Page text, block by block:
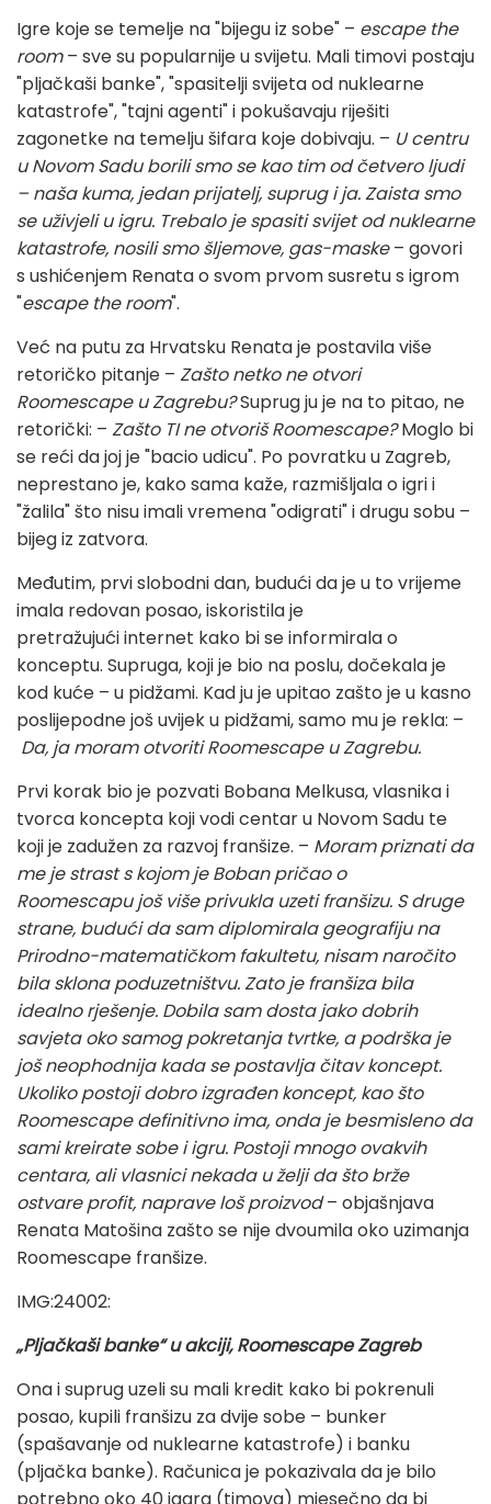
Igre koje se temelje na "bijegu iz sobe" – escape the
room– sve su popularnije u svijetu. Mali timovi postaju
"pljačkaši banke", "spasitelji svijeta od nuklearne
katastrofe", "tajni agenti" i pokušavaju riješiti
zagonetke na temelju šifara koje dobivaju. – U centru
u Novom Sadu borili smo se kao tim od četvero ljudi
– naša kuma, jedan prijatelj, suprug i ja. Zaista smo
se uživjeli u igru. Trebalo je spasiti svijet od nuklearne
katastrofe, nosili smo šljemove, gas-maske– govori
s ushićenjem Renata o svom prvom susretu s igrom
"escape the room".
Već na putu za Hrvatsku Renata je postavila više
retoričko pitanje – Zašto netko ne otvori
Roomescape u Zagrebu?Suprug ju je na to pitao, ne
retorički: – Zašto TI ne otvoriš Roomescape?Moglo bi
se reći da joj je "bacio udicu". Po povratku u Zagreb,
neprestano je, kako sama kaže, razmišljala o igri i
"žalila" što nisu imali vremena "odigrati" i drugu sobu –
bijeg iz zatvora.
Međutim, prvi slobodni dan, budući da je u to vrijeme
imala redovan posao, iskoristila je
pretražujući internet kako bi se informirala o
konceptu. Supruga, koji je bio na poslu, dočekala je
kod kuće – u pidžami. Kad ju je upitao zašto je u kasno
poslijepodne još uvijek u pidžami, samo mu je rekla: –
Da, ja moram otvoriti Roomescape u Zagrebu.
Prvi korak bio je pozvati Bobana Melkusa, vlasnika i
tvorca koncepta koji vodi centar u Novom Sadu te
koji je zadužen za razvoj franšize. – Moram priznati da
me je strast s kojom je Boban pričao o
Roomescapu još više privukla uzeti franšizu. S druge
strane, budući da sam diplomirala geografiju na
Prirodno-matematičkom fakultetu, nisam naročito
bila sklona poduzetništvu. Zato je franšiza bila
idealno rješenje. Dobila sam dosta jako dobrih
savjeta oko samog pokretanja tvrtke, a podrška je
još neophodnija kada se postavlja čitav koncept.
Ukoliko postoji dobro izgrađen koncept, kao što
Roomescape definitivno ima, onda je besmisleno da
sami kreirate sobe i igru. Postoji mnogo ovakvih
centara, ali vlasnici nekada u želji da što brže
ostvare profit, naprave loš proizvod– objašnjava
Renata Matošina zašto se nije dvoumila oko uzimanja
Roomescape franšize.
IMG:24002:
„Pljačkaši banke“ u akciji, Roomescape Zagreb
Ona i suprug uzeli su mali kredit kako bi pokrenuli
posao, kupili franšizu za dvije sobe – bunker
(spašavanje od nuklearne katastrofe) i banku
(pljačka banke). Računica je pokazivala da je bilo